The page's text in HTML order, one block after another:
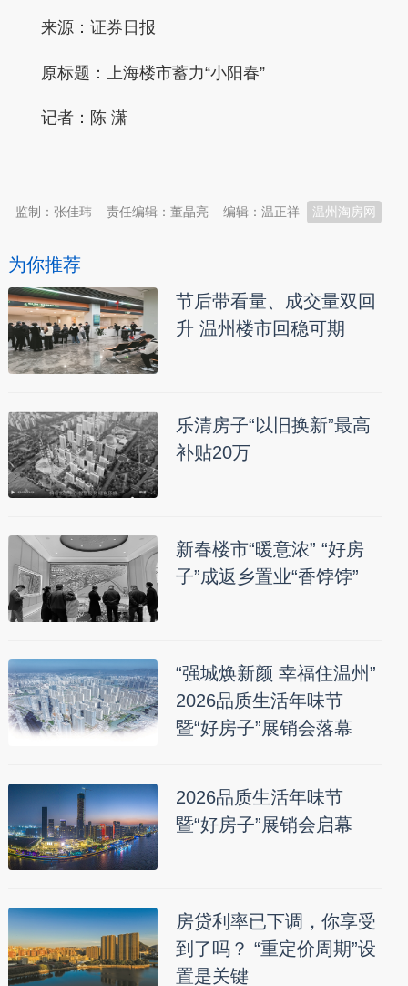
来源：证券日报
原标题：上海楼市蓄力“小阳春”
记者：陈 潇
温州淘房网
编辑：温正祥
责任编辑：董晶亮
监制：张佳玮
为你推荐
节后带看量、成交量双回
升 温州楼市回稳可期
乐清房子“以旧换新”最高
补贴20万
新春楼市“暖意浓” “好房
子”成返乡置业“香饽饽”
“强城焕新颜 幸福住温州”
2026品质生活年味节
暨“好房子”展销会落幕
2026品质生活年味节
暨“好房子”展销会启幕
房贷利率已下调，你享受
到了吗？ “重定价周期”设
置是关键